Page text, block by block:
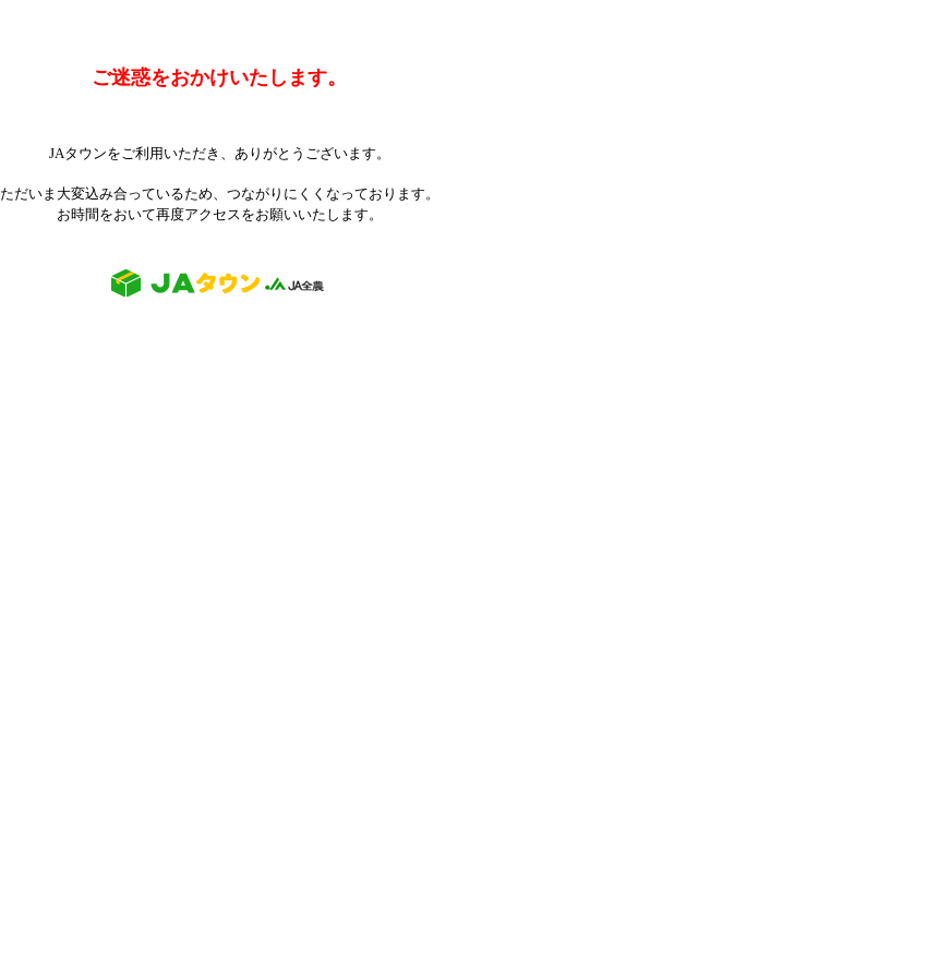
ご迷惑をおかけいたします。
JAタウンをご利用いただき、ありがとうございます。
ただいま大変込み合っているため、つながりにくくなっております。
お時間をおいて再度アクセスをお願いいたします。